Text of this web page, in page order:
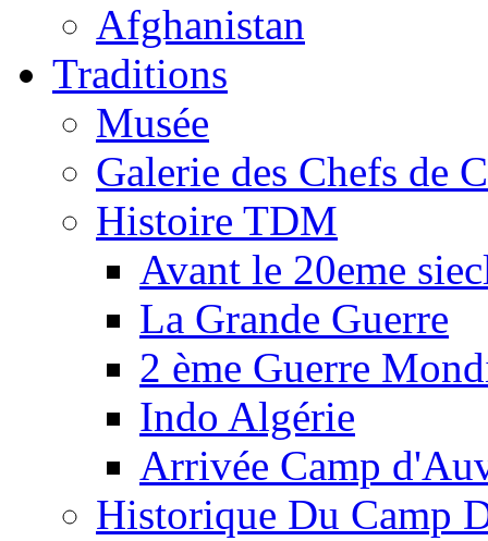
Afghanistan
Traditions
Musée
Galerie des Chefs de
Histoire TDM
Avant le 20eme
La Grande Guerre
2 ème Guerre
Indo Algérie
Arrivée Camp
Historique Du Camp